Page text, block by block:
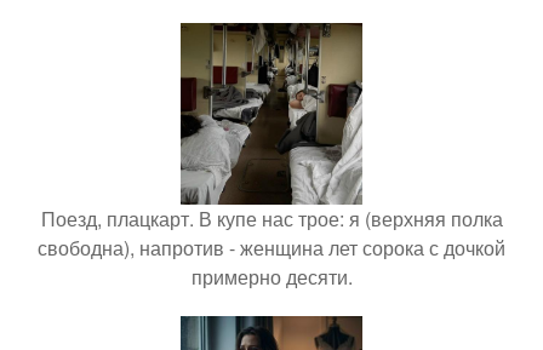
Поезд, плацкарт. В купе нас трое: я (верхняя полка
свободна), напротив - женщина лет сорока с дочкой
примерно десяти.